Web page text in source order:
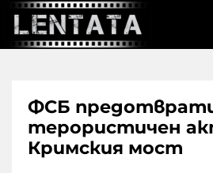
ФСБ
терористичен
Кримския мост